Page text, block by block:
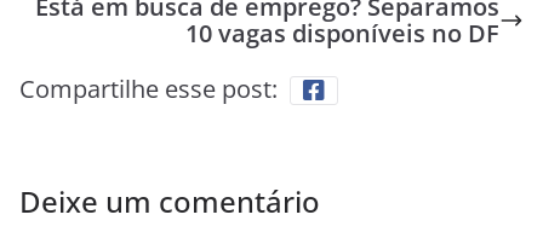
Está em busca de emprego? Separamos
10 vagas disponíveis no DF
Compartilhe esse post:
Deixe um comentário